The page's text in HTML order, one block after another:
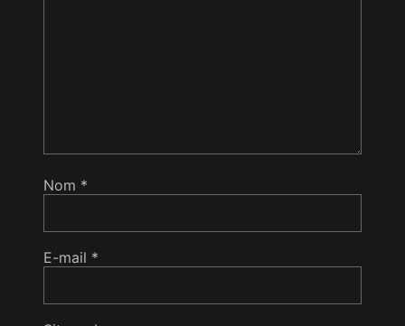
Nom *
E-mail *